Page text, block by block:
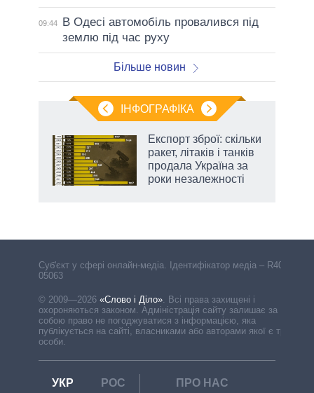
09:44
В Одесі автомобіль провалився під
землю під час руху
Більше новин
ІНФОГРАФІКА
Експорт зброї: скільки
ракет, літаків і танків
продала Україна за
роки незалежності
Cуб'єкт у сфері онлайн-медіа. Ідентифікатор медіа – R40-
05063
© 2009—2026 «Слово і Діло». Всі права захищені і
охороняються законом. Адміністрація сайту залишає за
собою право не погоджуватися з інформацією, яка
публікується на сайті, власниками або авторами якої є треті
особи.
УКР РОС
ПРО НАС